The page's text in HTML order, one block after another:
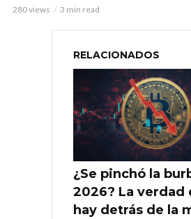
280 views 3 min read
RELACIONADOS
¿Se pinchó la
2026? La verdad
hay detrás de la